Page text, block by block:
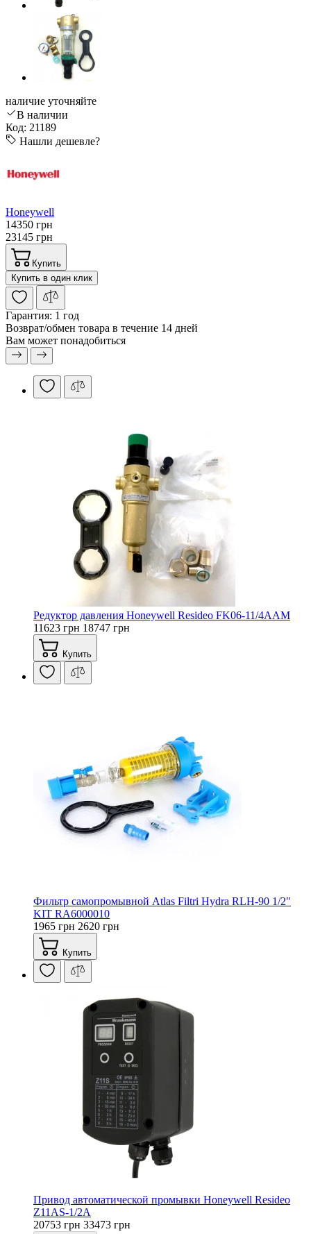
наличие уточняйте
В наличии
Код: 21189
Нашли дешевле?
Honeywell
14350 грн
23145 грн
Купить
Купить в один клик
Гарантия: 1 год
Возврат/обмен товара в течение 14 дней
Вам может понадобиться
Редуктор давления Honeywell Resideo FK06-11/4AAM
11623 грн 18747 грн
Купить
Фильтр самопромывной Atlas Filtri Hydra RLH-90 1/2"
KIT RA6000010
1965 грн 2620 грн
Купить
Привод автоматической промывки Honeywell Resideo
Z11AS-1/2A
20753 грн 33473 грн